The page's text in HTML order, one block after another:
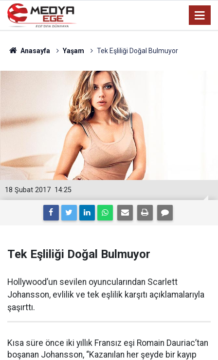
Anasayfa Yaşam Tek Eşliliği Doğal Bulmuyor
14:25
18 Şubat 2017
Tek Eşliliği Doğal Bulmuyor
Hollywood’un sevilen oyuncularından Scarlett
Johansson, evlilik ve tek eşlilik karşıtı açıklamalarıyla
şaşırttı.
Kısa süre önce iki yıllık Fransız eşi Romain Dauriac’tan
boşanan Johansson, “Kazanılan her şeyde bir kayıp